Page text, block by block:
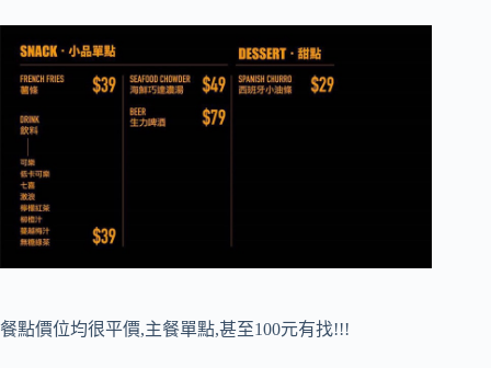
餐點價位均很平價,主餐單點,甚至100元有找!!!